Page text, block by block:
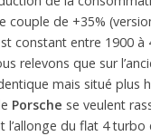
couple de +35%
constant entre 1900 à
relevons que sur
mais situé plus
Porsche se veulent
l’allonge du flat 4 turbo